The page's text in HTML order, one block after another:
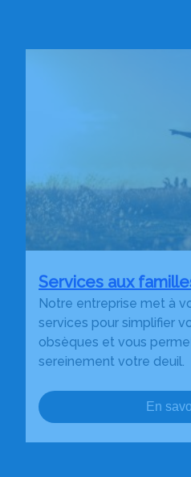
Services aux
Notre entreprise met à
services pour simplifier
obsèques et vous
sereinement votre deuil.
En